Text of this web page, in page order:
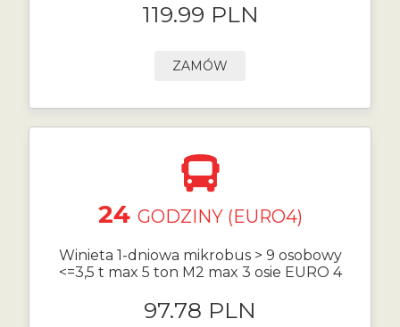
119.99 PLN
ZAMÓW
24 GODZINY (EURO4)
Winieta 1-dniowa mikrobus > 9 osobowy
<=3,5 t max 5 ton M2 max 3 osie EURO 4
97.78 PLN